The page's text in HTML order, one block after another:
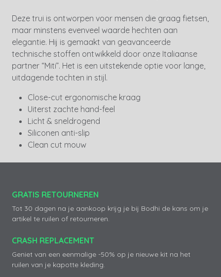
Deze trui is ontworpen voor mensen die graag fietsen,
maar minstens evenveel waarde hechten aan
elegantie. Hij is gemaakt van geavanceerde
technische stoffen ontwikkeld door onze Italiaanse
partner “Miti”. Het is een uitstekende optie voor lange,
uitdagende tochten in stijl.
Close-cut ergonomische kraag
Uiterst zachte hand-feel
Licht & sneldrogend
Siliconen anti-slip
Clean cut mouw
GRATIS RETOURNEREN
Tot 30 dagen na je aankoop krijg je bij Bodhi de kans om je
artikel te ruilen of retourneren.
CRASH REPLACEMENT
Geniet van een eenmalige -50% op je nieuwe kit na het
ruilen van je kapotte kleding.